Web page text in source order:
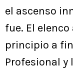
el ascenso
fue. El
principio a
Profesional y